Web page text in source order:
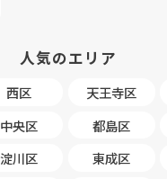
人気のエリア
西区 天王寺区
中央区 都島区
淀川区 東成区